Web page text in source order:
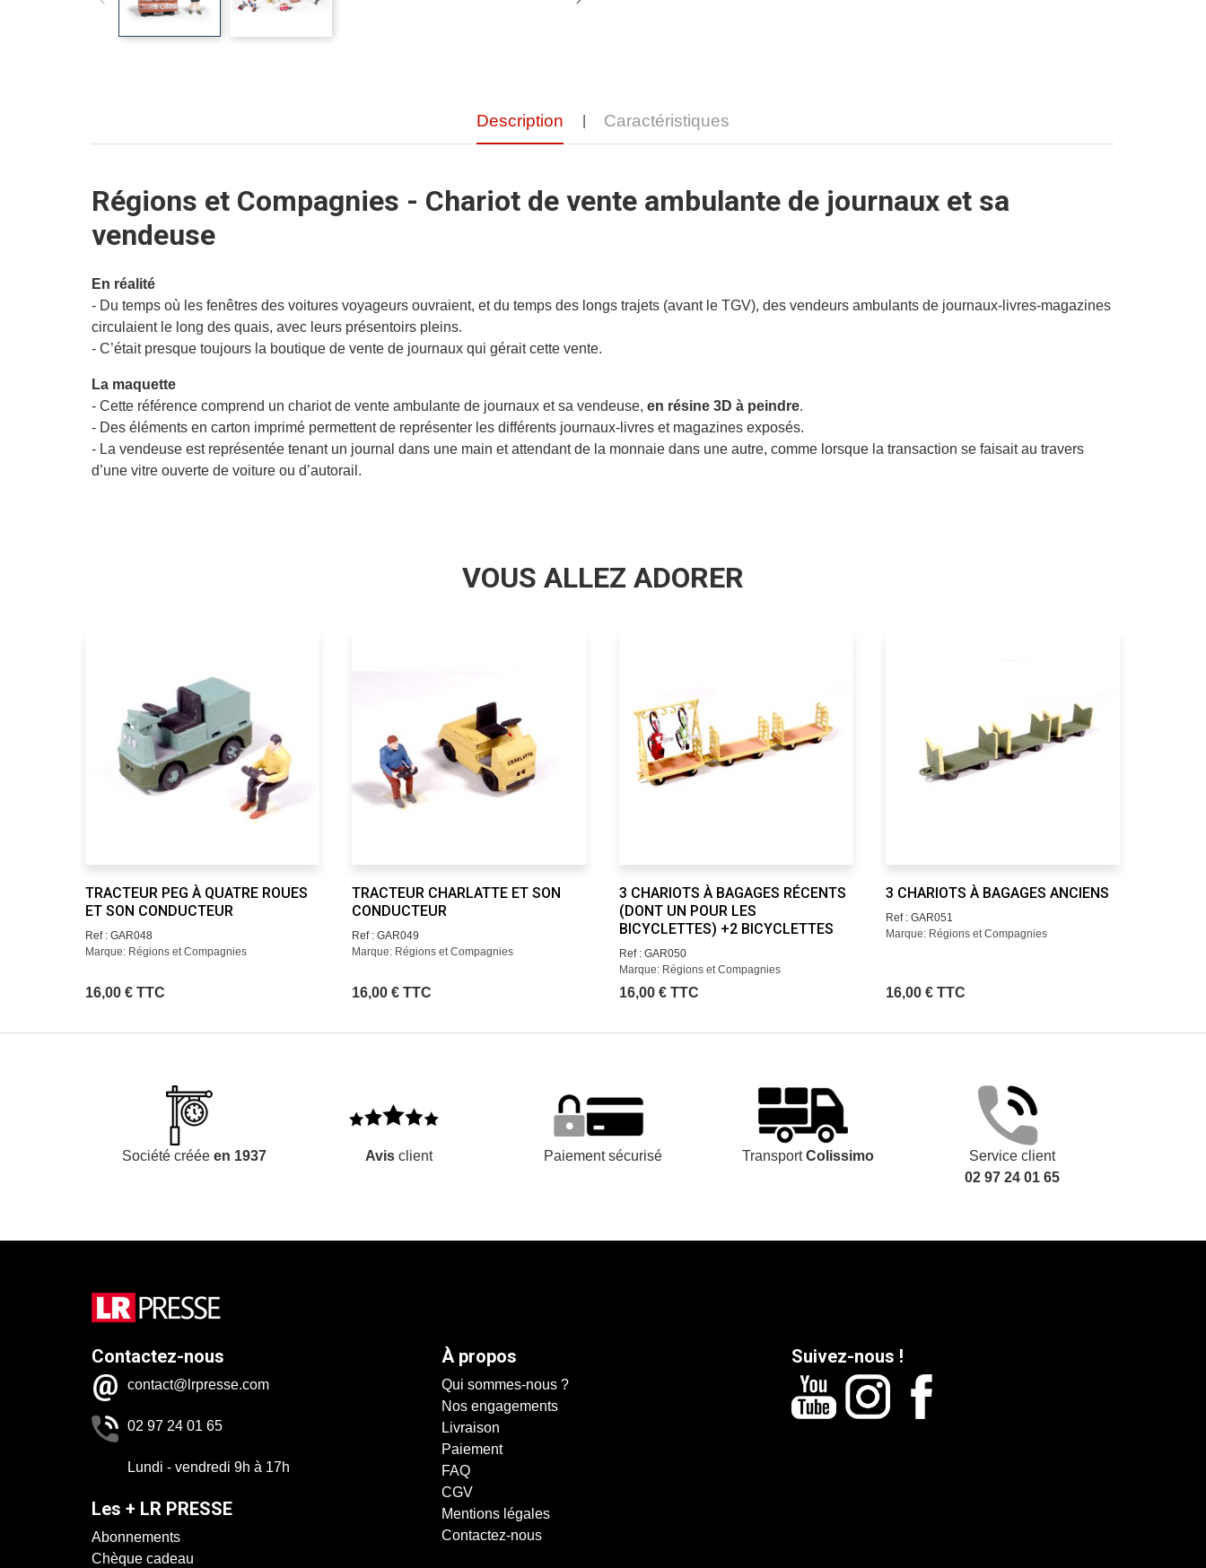
Description Caractéristiques
Régions et Compagnies - Chariot de vente ambulante de journaux et sa
vendeuse
En réalité
- Du temps où les fenêtres des voitures voyageurs ouvraient, et du temps des longs trajets (avant le TGV), des vendeurs ambulants de journaux-livres-magazines
circulaient le long des quais, avec leurs présentoirs pleins.
- C’était presque toujours la boutique de vente de journaux qui gérait cette vente.
La maquette
- Cette référence comprend un chariot de vente ambulante de journaux et sa vendeuse, en résine 3D à peindre.
- Des éléments en carton imprimé permettent de représenter les différents journaux-livres et magazines exposés.
- La vendeuse est représentée tenant un journal dans une main et attendant de la monnaie dans une autre, comme lorsque la transaction se faisait au travers
d’une vitre ouverte de voiture ou d’autorail.
VOUS ALLEZ ADORER
TRACTEUR PEG À QUATRE ROUES
ET SON CONDUCTEUR
Ref : GAR048
Marque: Régions et Compagnies
16,00 € TTC
TRACTEUR CHARLATTE ET SON
CONDUCTEUR
Ref : GAR049
Marque: Régions et Compagnies
16,00 € TTC
3 CHARIOTS À BAGAGES RÉCENTS
(DONT UN POUR LES
BICYCLETTES) +2 BICYCLETTES
Ref : GAR050
Marque: Régions et Compagnies
16,00 € TTC
3 CHARIOTS À BAGAGES ANCIENS
Ref : GAR051
Marque: Régions et Compagnies
16,00 € TTC
Société créée en 1937 Avisclient Paiement sécurisé TransportColissimo
Service client
02 97 24 01 65
Contactez-nous
contact@lrpresse.com
02 97 24 01 65
Lundi - vendredi 9h à 17h
Les + LR PRESSE
Abonnements
Chèque cadeau
À propos
Qui sommes-nous ?
Nos engagements
Livraison
Paiement
FAQ
CGV
Mentions légales
Contactez-nous
Suivez-nous !